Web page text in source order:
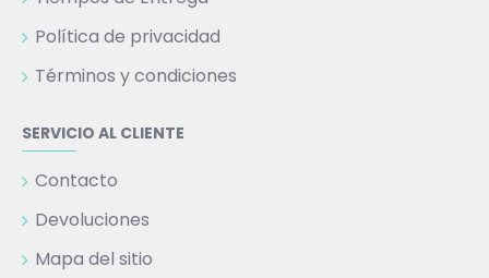
Política de privacidad
Términos y condiciones
SERVICIO AL CLIENTE
Contacto
Devoluciones
Mapa del sitio